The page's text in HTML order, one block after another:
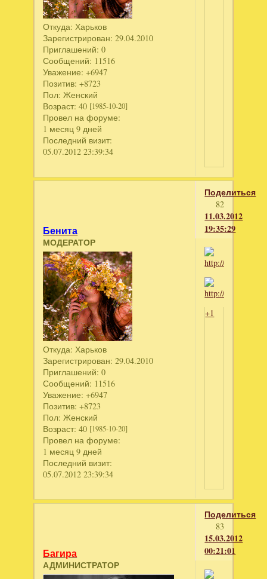
Откуда: Харьков
Зарегистрирован: 29.04.2010
Приглашений: 0
Сообщений: 11516
Уважение: +6947
Позитив: +8723
Пол: Женский
Возраст: 40 [1985-10-20]
Провел на форуме:
1 месяц 9 дней
Последний визит:
05.07.2012 23:39:34
Поделиться
82
11.03.2012
19:35:29
Бенита
МОДЕРАТОР
Откуда: Харьков
Зарегистрирован: 29.04.2010
Приглашений: 0
Сообщений: 11516
Уважение: +6947
Позитив: +8723
Пол: Женский
Возраст: 40 [1985-10-20]
Провел на форуме:
1 месяц 9 дней
Последний визит:
05.07.2012 23:39:34
+1
Поделиться
83
15.03.2012
00:21:01
Багира
АДМИНИСТРАТОР